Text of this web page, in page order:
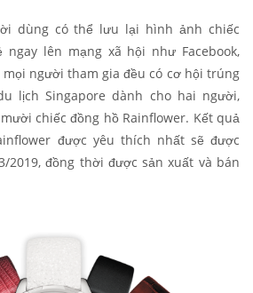
dùng có thể lưu lại hình ảnh chiếc
ngay lên mạng xã hội như Facebook,
mọi người tham gia đều có cơ hội trúng
lịch Singapore dành cho hai người,
chiếc đồng hồ Rainflower. Kết quả
được yêu thích nhất sẽ được
2019, đồng thời được sản xuất và bán